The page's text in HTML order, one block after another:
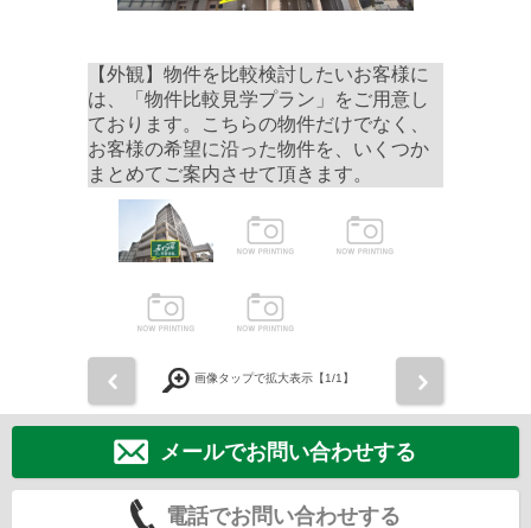
【外観】物件を比較検討したいお客様に
は、「物件比較見学プラン」をご用意し
ております。こちらの物件だけでなく、
お客様の希望に沿った物件を、いくつか
まとめてご案内させて頂きます。
画像タップで拡大表示【1/1】
メールでお問い合わせする
電話でお問い合わせする